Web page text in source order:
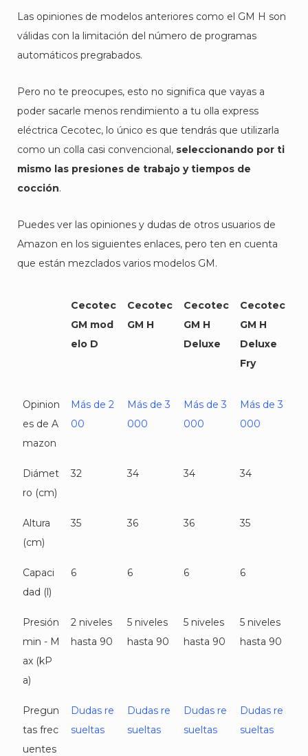
Las opiniones de modelos anteriores como el GM H son
válidas con la limitación del número de programas
automáticos pregrabados.
Pero no te preocupes, esto no significa que vayas a
poder sacarle menos rendimiento a tu olla express
eléctrica Cecotec, lo único es que tendrás que utilizarla
como un colla casi convencional, seleccionando por ti
mismo las presiones de trabajo y tiempos de
cocción.
Puedes ver las opiniones y dudas de otros usuarios de
Amazon en los siguientes enlaces, pero ten en cuenta
que están mezclados varios modelos GM.
Cecotec
GM mod
elo D
Cecotec
GM H
Cecotec
GM H
Deluxe
Cecotec
GM H
Deluxe
Fry
Opinion
es de A
mazon
Más de 2
00
Más de 3
000
Más de 3
000
Más de 3
000
Diámet
ro (cm)
32 34 34 34
Altura
(cm)
35 36 36 35
Capaci
dad (l)
6 6 6 6
Presión
min - M
ax (kP
a)
2 niveles
hasta 90
5 niveles
hasta 90
5 niveles
hasta 90
5 niveles
hasta 90
Pregun
tas frec
uentes
Dudas re
sueltas
Dudas re
sueltas
Dudas re
sueltas
Dudas re
sueltas